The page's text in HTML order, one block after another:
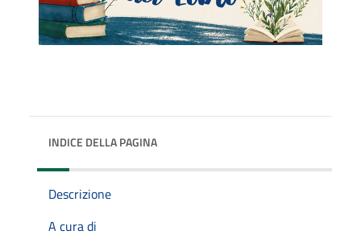
INDICE DELLA PAGINA
Descrizione
A cura di